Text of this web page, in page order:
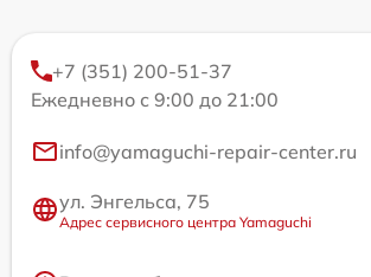
+7 (351) 200-51-37
Ежедневно с 9:00 до 21:00
info@yamaguchi-repair-center.ru
ул. Энгельса, 75
Адрес сервисного центра Yamaguchi